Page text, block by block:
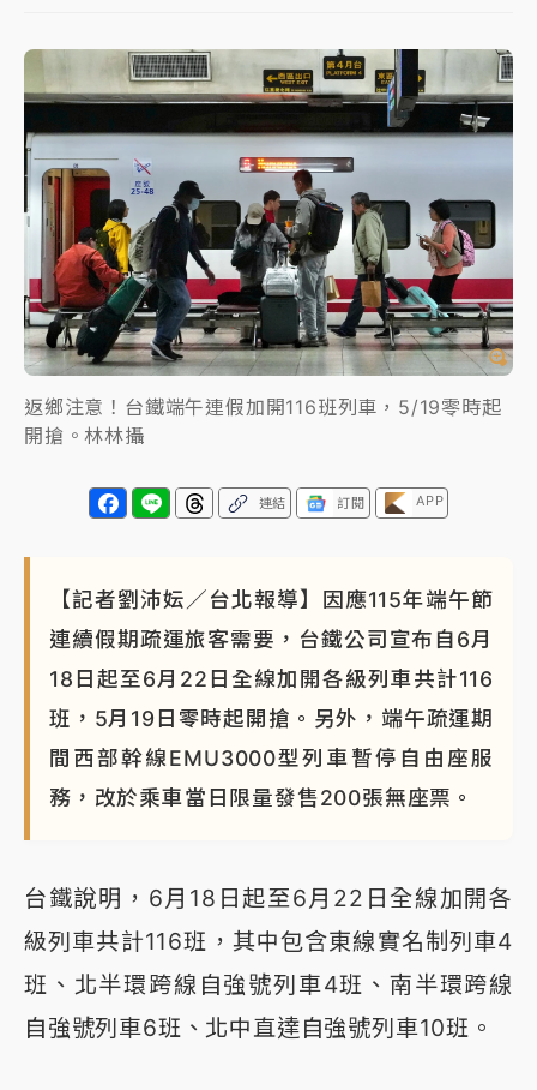
暑假過三周才推「E宿新北打卡趣」！抽獎程序複雜 觀
旅局回應了
中信慈善基金會想增加董事人數！辜仲諒向法院聲請遭
駁 理由曝光
故宮《龍藏經》特展第2檔！今線上預約開賣一度塞車
周六起展出延長至晚上7時
台東農業處長涉圖利渡假村！東檢抗告成功 今重開羈
押庭
父親節泡湯了！中颱白海豚雨彈轟3天 「紅到發紫」降
雨熱區曝
返鄉注意！台鐵端午連假加開116班列車，5/19零時起
開搶。林林攝
連結 訂閱 APP
【記者劉沛妘／台北報導】因應115年端午節
連續假期疏運旅客需要，台鐵公司宣布自6月
18日起至6月22日全線加開各級列車共計116
班，5月19日零時起開搶。另外，端午疏運期
間西部幹線EMU3000型列車暫停自由座服
務，改於乘車當日限量發售200張無座票。
台鐵說明，6月18日起至6月22日全線加開各
級列車共計116班，其中包含東線實名制列車4
班、北半環跨線自強號列車4班、南半環跨線
自強號列車6班、北中直達自強號列車10班。